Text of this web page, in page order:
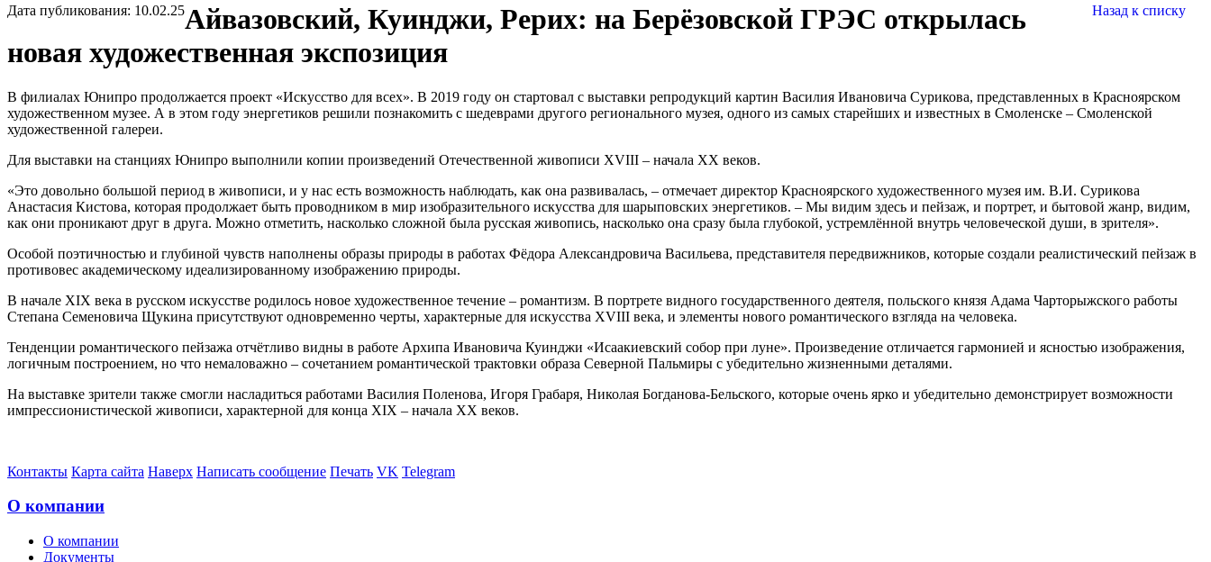
Дата публикования: 10.02.25 Назад к списку
Айвазовский, Куинджи, Рерих: на Берёзовской ГРЭС открылась
новая художественная экспозиция
В филиалах Юнипро продолжается проект «Искусство для всех». В 2019 году он стартовал с выставки репродукций картин Василия Ивановича Сурикова, представленных в Красноярском
художественном музее. А в этом году энергетиков решили познакомить с шедеврами другого регионального музея, одного из самых старейших и известных в Смоленске – Смоленской
художественной галереи.
Для выставки на станциях Юнипро выполнили копии произведений Отечественной живописи XVIII – начала XX веков.
«Это довольно большой период в живописи, и у нас есть возможность наблюдать, как она развивалась, – отмечает директор Красноярского художественного музея им. В.И. Сурикова
Анастасия Кистова, которая продолжает быть проводником в мир изобразительного искусства для шарыповских энергетиков. – Мы видим здесь и пейзаж, и портрет, и бытовой жанр, видим,
как они проникают друг в друга. Можно отметить, насколько сложной была русская живопись, насколько она сразу была глубокой, устремлённой внутрь человеческой души, в зрителя».
Особой поэтичностью и глубиной чувств наполнены образы природы в работах Фёдора Александровича Васильева, представителя передвижников, которые создали реалистический пейзаж в
противовес академическому идеализированному изображению природы.
В начале XIX века в русском искусстве родилось новое художественное течение – романтизм. В портрете видного государственного деятеля, польского князя Адама Чарторыжского работы
Степана Семеновича Щукина присутствуют одновременно черты, характерные для искусства XVIII века, и элементы нового романтического взгляда на человека.
Тенденции романтического пейзажа отчётливо видны в работе Архипа Ивановича Куинджи «Исаакиевский собор при луне». Произведение отличается гармонией и ясностью изображения,
логичным построением, но что немаловажно – сочетанием романтической трактовки образа Северной Пальмиры с убедительно жизненными деталями.
На выставке зрители также смогли насладиться работами Василия Поленова, Игоря Грабаря, Николая Богданова-Бельского, которые очень ярко и убедительно демонстрирует возможности
импрессионистической живописи, характерной для конца XIX – начала XX веков.
Контакты Карта сайта Наверх Написать сообщение Печать VK Telegram
О компании
О компании
Документы